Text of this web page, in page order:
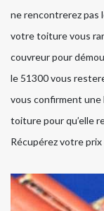
ne rencontrerez pas
votre toiture vous
couvreur pour
le 51300 vous
vous confirment
toiture pour qu’elle
Récupérez votre